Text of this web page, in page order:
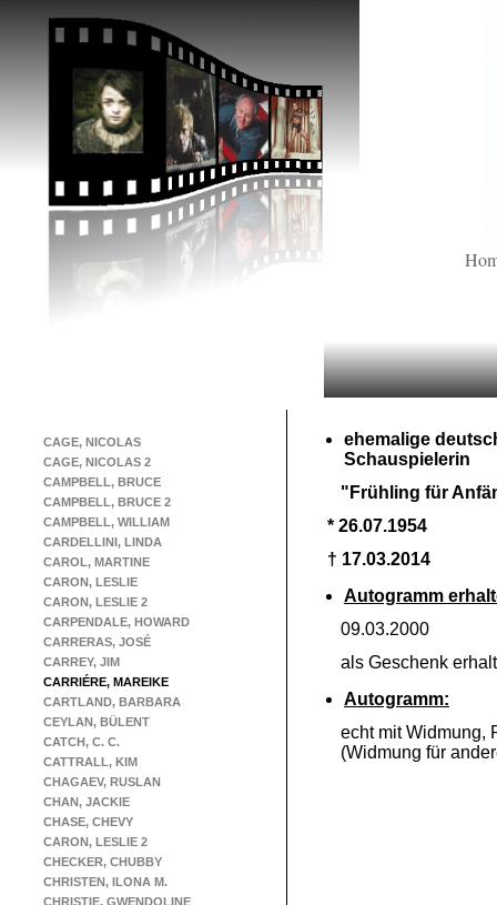
CAGE, NICOLAS
CAGE, NICOLAS 2
CAMPBELL, BRUCE
CAMPBELL, BRUCE 2
CAMPBELL, WILLIAM
CARDELLINI, LINDA
CAROL, MARTINE
CARON, LESLIE
CARON, LESLIE 2
CARPENDALE, HOWARD
CARRERAS, JOSÉ
CARREY, JIM
CARRIÉRE, MAREIKE
CARTLAND, BARBARA
CEYLAN, BÜLENT
CATCH, C. C.
CATTRALL, KIM
CHAGAEV, RUSLAN
CHAN, JACKIE
CHASE, CHEVY
CARON, LESLIE 2
CHECKER, CHUBBY
CHRISTEN, ILONA M.
CHRISTIE, GWENDOLINE
ehemalige
Schauspielerin
"Frühling für
* 26.07.1954
† 17.03.2014
Autogramm
09.03.2000
als Geschenk
Autogramm:
echt mit Widmung,
(Widmung für